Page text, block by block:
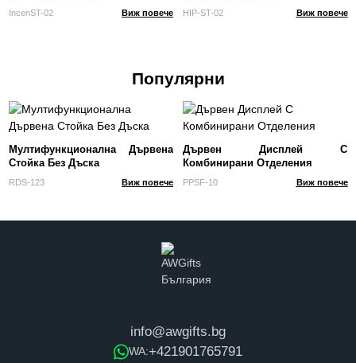
IncenST-02 Виж повече HIP-ST-02 Виж повече
Популярни
Мултифункционална Дървена
Стойка Без Дъска
RDS-123 Виж повече
Дървен Дисплей С
Комбинирани Отделения
PPSF-10 Виж повече
info@awgifts.bg
WA:+421901765791